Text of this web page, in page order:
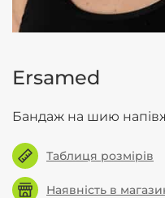
Ersamed
Бандаж на шию
Таблиця розмірів
Наявність в